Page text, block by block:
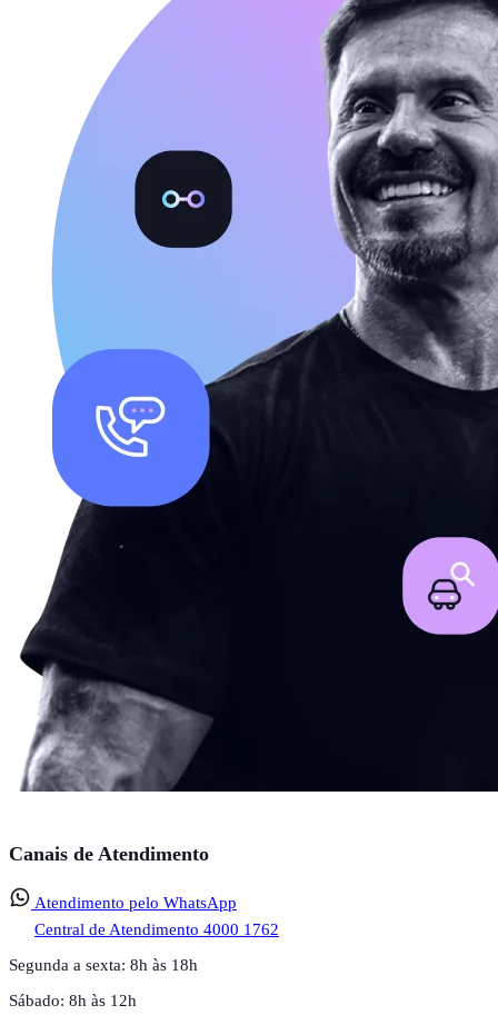
Canais de Atendimento
Atendimento pelo WhatsApp
Central de Atendimento 4000 1762
Segunda a sexta: 8h às 18h
Sábado: 8h às 12h